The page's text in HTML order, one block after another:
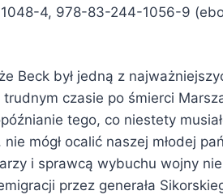
4, 978-83-244-1056-9
Beck był jedną z
czasie po śmierci
tego, co niestety
mógł ocalić naszej młodej
i sprawcą wybuchu wojny
przez generała